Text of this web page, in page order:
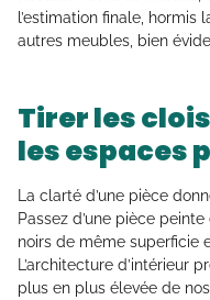
l’estimation finale, hormis
autres meubles, bien
Tirer les
les espaces
La clarté d’une pièce
Passez d’une pièce
noirs de même superficie
L’architecture d’intérieur
plus en plus élevée de